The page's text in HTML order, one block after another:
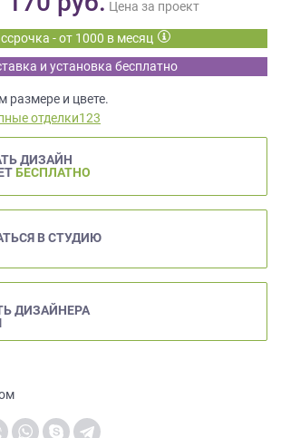
Цена за проект
- от 1000 в месяц
и установка бесплатно
размере и цвете.
отделки123
ДИЗАЙН
БЕСПЛАТНО
В СТУДИЮ
ДИЗАЙНЕРА